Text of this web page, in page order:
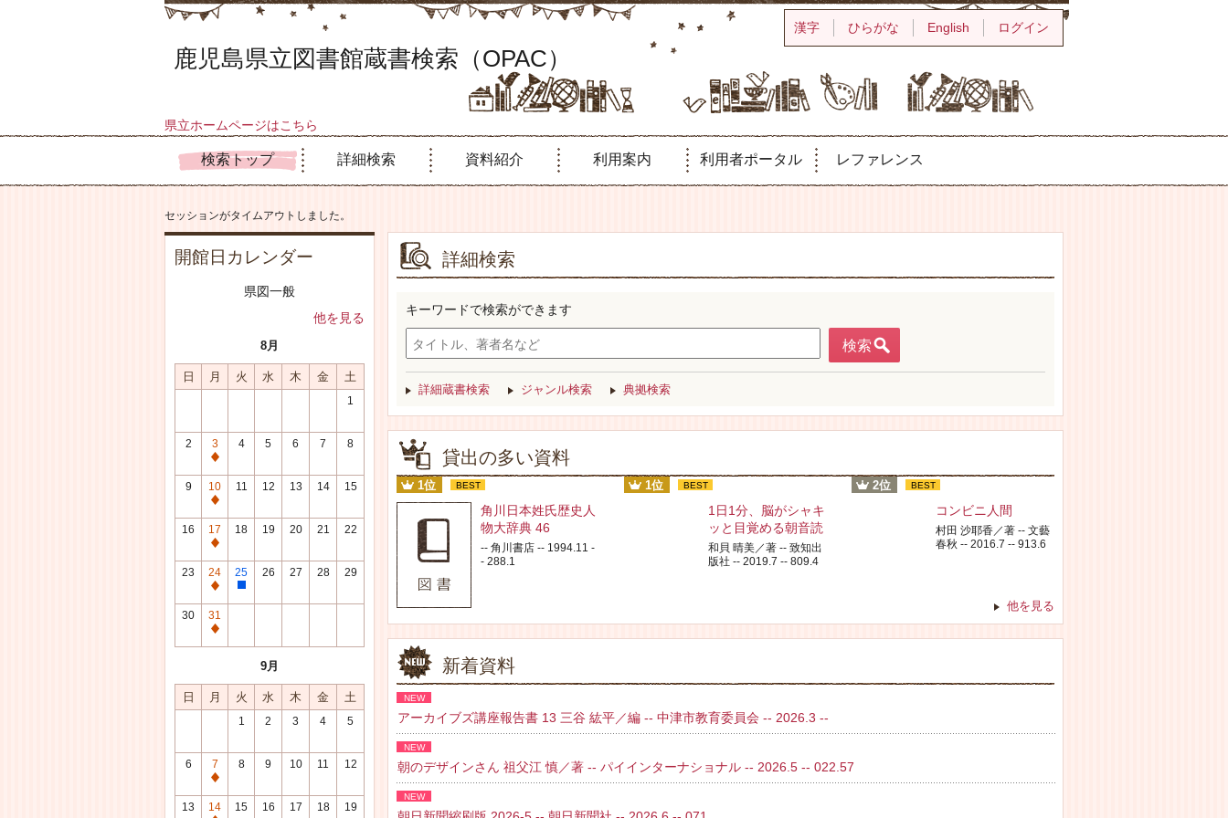
鹿児島県立図書館蔵書検索（OPAC）
県立ホームページはこちら
検索トップ 詳細検索 資料紹介 利用案内 利用者ポータル レファレンス
漢字 ひらがな English ログイン
セッションがタイムアウトしました。
開館日カレンダー
県図一般
他を見る
8月
日 月 火 水 木 金 土
1
2
3
通
常
休
館
日
4 5 6 7 8
9
10
通
常
休
館
日
11 12 13 14 15
16
17
通
常
休
館
日
18 19 20 21 22
23
24
通
常
休
館
25
整
修
26 27 28 29
30
31
通
館
日
9月
日 月 火 水 木 金 土
1 2 3 4 5
6
7
通
常
8 9 10 11 12
13 14 15 16 17 18 19
詳細検索
キーワードで検索ができます
検索
詳細蔵書検索 ジャンル検索 典拠検索
貸出の多い資料
1位 BEST
角川日本姓氏歴史人
物大辞典 46
-- 角川書店 -- 1994.11 -
- 288.1
1位 BEST
1日1分、脳がシャキ
ッと目覚める朝音読
和貝 晴美／著 -- 致知出
版社 -- 2019.7 -- 809.4
2位 BEST
コンビニ人間
村田 沙耶香／著 -- 文藝
春秋 -- 2016.7 -- 913.6
他を見る
新着資料
NEW
アーカイブズ講座報告書 13 三谷 紘平／編 -- 中津市教育委員会 -- 2026.3 --
NEW
朝のデザインさん 祖父江 慎／著 -- パイインターナショナル -- 2026.5 -- 022.57
NEW